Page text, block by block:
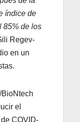
índice de
85% de los
Regev-
en un
el
COVID-